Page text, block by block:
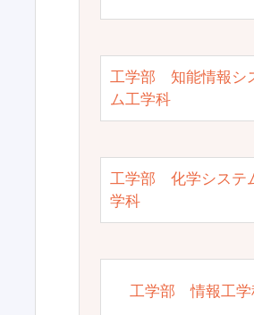
工学部 知能情報シ
ム工学科
工学部 化学システ
学科
工学部 情報工学